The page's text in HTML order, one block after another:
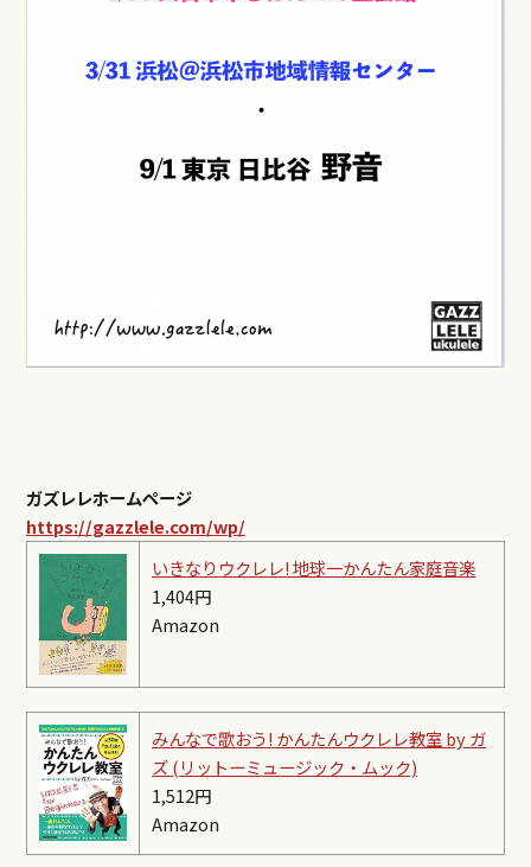
ガズレレホームページ
https://gazzlele.com/wp/
いきなりウクレレ! 地球一かんたん家庭音楽
1,404円
Amazon
みんなで歌おう! かんたんウクレレ教室 by ガ
ズ (リットーミュージック・ムック)
1,512円
Amazon